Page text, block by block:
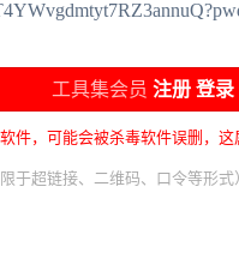
工具集会员 注册 登录
件，可能会被杀毒软件误删，
于超链接、二维码、口令等形